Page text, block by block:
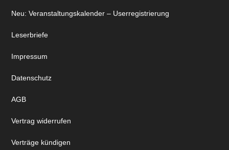
Neu: Veranstaltungskalender – Userregistrierung
Leserbriefe
Impressum
Datenschutz
AGB
Vertrag widerrufen
Verträge kündigen